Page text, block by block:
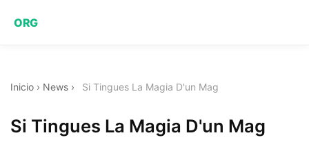
ORG
Inicio › News › Si Tingues La Magia D'un Mag
Si Tingues La Magia D'un Mag